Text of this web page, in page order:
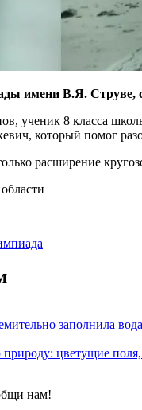
имени В.Я. Струве,
ученик 8 класса
который помог
расширение
заполнила вода
цветущие поля,
нам!